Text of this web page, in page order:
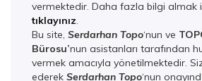
vermektedir. Daha fazla bilgi almak
tıklayınız.
Bu site, Serdarhan Topo‘nun ve
Bürosu’nun asistanları tarafından
vermek amacıyla yönetilmektedir.
ederek Serdarhan Topo‘nun